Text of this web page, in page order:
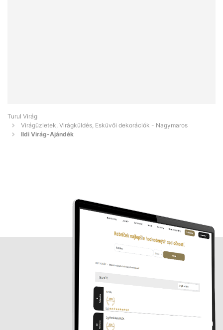
Turul Virág
Virágüzletek, Virágküldés, Esküvői dekorációk - Nagymaros
Ildi Virág-Ajándék